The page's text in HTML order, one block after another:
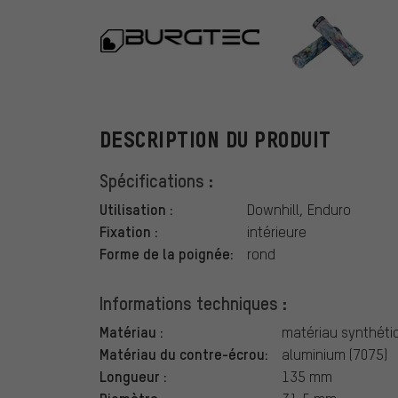
Burgtec
DESCRIPTION DU PRODUIT
Spécifications :
Utilisation : Downhill, Enduro
Fixation : intérieure
Forme de la poignée: rond
Informations techniques :
Matériau : matériau
Matériau du contre-écrou: aluminium (7075)
Longueur : 135 mm